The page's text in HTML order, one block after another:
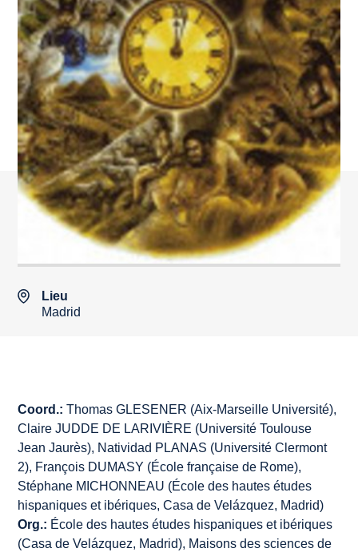
Lieu
Madrid
Coord.: Thomas GLESENER (Aix-Marseille Université),
Claire JUDDE DE LARIVIÈRE (Université Toulouse
Jean Jaurès), Natividad PLANAS (Université Clermont
2), François DUMASY (École française de Rome),
Stéphane MICHONNEAU (École des hautes études
hispaniques et ibériques, Casa de Velázquez, Madrid)
Org.: École des hautes études hispaniques et ibériques
(Casa de Velázquez, Madrid), Maisons des sciences de